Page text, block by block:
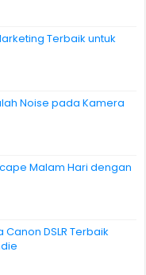
Terbaik untuk
Noise pada Kamera
Malam Hari dengan
DSLR Terbaik